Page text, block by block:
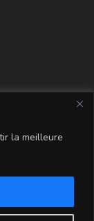
la meilleure
Mon compte